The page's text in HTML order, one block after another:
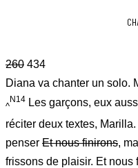
260 434
Diana va chanter un solo.
^
N14 Les garçons, eux
réciter deux textes,
penser Et nous finirons,
frissons de plaisir. Et nous